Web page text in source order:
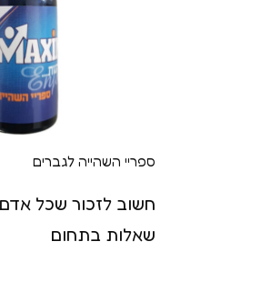
ספריי השהייה לגברים
חשוב לזכור שכל אדם
שאלות בתחום